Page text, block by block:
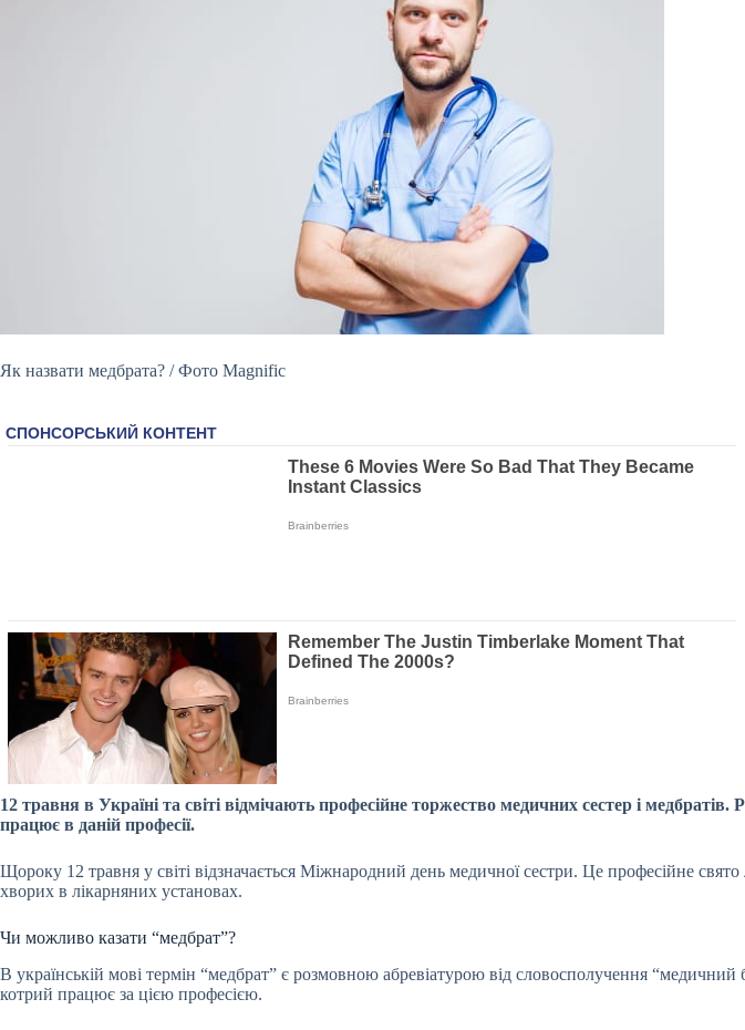
Як назвати медбрата? / Фото Magnific
12 травня в Україні та світі відмічають професійне торжество медичних сестер і
працює в даній професії.
Щороку 12 травня у світі відзначається Міжнародний день медичної сестри. Це професійне
хворих в лікарняних установах.
Чи можливо казати “медбрат”?
В українській мові термін “медбрат” є розмовною абревіатурою від словосполучення
котрий працює за цією професією.